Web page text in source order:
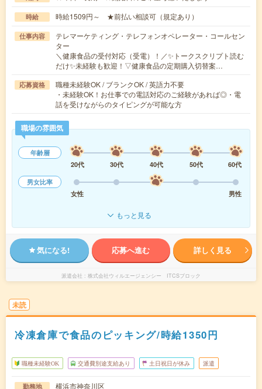
時給 時給1509円～ ★前払い相談可（規定あり）
仕事内容
テレマーケティング・テレフォンオペレーター・コールセン
ター
＼健康食品の受付対応（受電）！／✨トークスクリプト読む
だけ✨未経験も歓迎！▽健康食品の定期購入切替案…
応募資格
職種未経験OK / ブランクOK / 英語力不要
・未経験OK！お仕事での電話対応のご経験があれば◎・電
話を受けながらのタイピングが可能な方
職場の雰囲気
年齢層
20代
30代 40代 50代
60代
男女比率
女性
男性
もっと見る
気になる! 応募へ進む 詳しく見る
派遣会社 株式会社ウィルエージェンシー ITCSブロック
未読
冷凍倉庫で食品のピッキング/時給1350円
職種未経験OK 交通費別途支給あり 土日祝日が休み 派遣
勤務地
横浜市神奈川区